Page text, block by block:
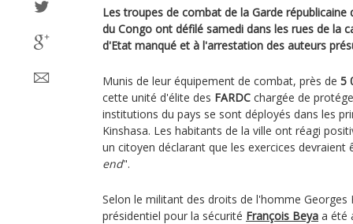
Les troupes de combat de la Garde républicaine
du Congo ont défilé samedi dans les rues de la
d'Etat manqué et à l'arrestation des auteurs
Munis de leur équipement de combat, près de 5
cette unité d'élite des FARDC chargée de
institutions du pays se sont déployés dans les
Kinshasa. Les habitants de la ville ont réagi
un citoyen déclarant que les exercices devraient
end".
Selon le militant des droits de l'homme Georges
présidentiel pour la sécurité François Beya a été